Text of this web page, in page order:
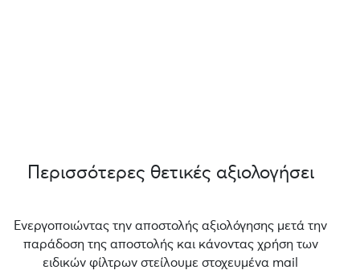
Περισσότερες θετικές αξιολογήσει
Ενεργοποιώντας την αποστολής αξιολόγησης μετά την
παράδοση της αποστολής και κάνοντας χρήση των
ειδικών φίλτρων στείλουμε στοχευμένα mail